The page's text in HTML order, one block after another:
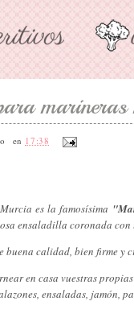
marineras
en 17:38
es la famosísima
ensaladilla coronada con
buena calidad, bien firme
en casa vuestras
ensaladas, jamón,